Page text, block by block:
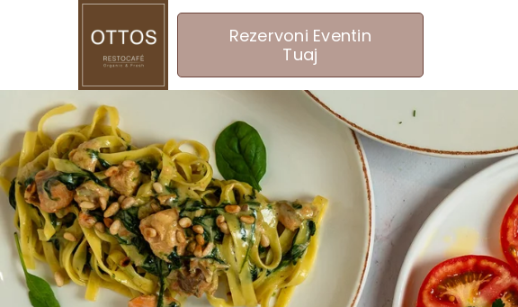
Rezervoni Eventin
Tuaj